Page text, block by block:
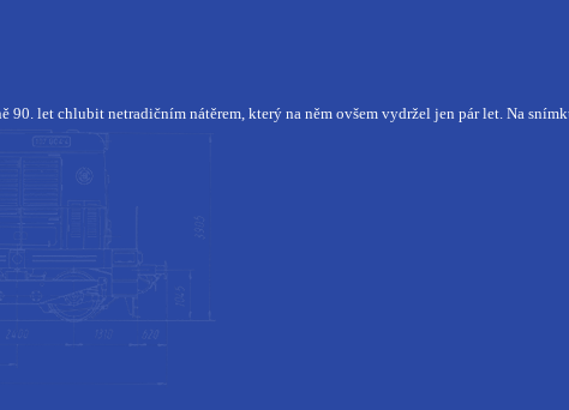
let chlubit netradičním nátěrem, který na něm ovšem vydržel jen pár let. Na